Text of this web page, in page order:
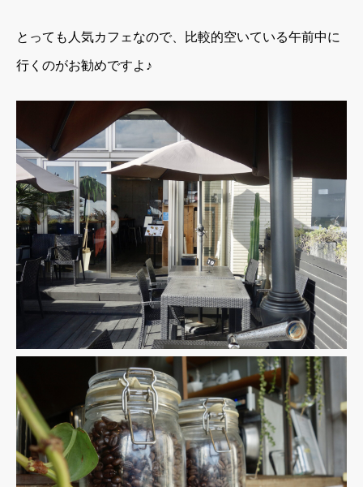
とっても人気カフェなので、比較的空いている午前中に
行くのがお勧めですよ♪